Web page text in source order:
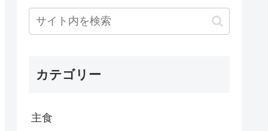
カテゴリー
主食